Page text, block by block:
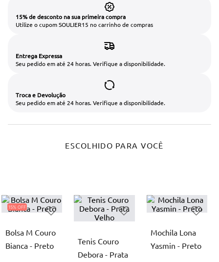
15% de desconto na sua primeira compra
Utilize o cupom SOULIER15 no carrinho de compras
Entrega Expressa
Seu pedido em até 24 horas. Verifique a disponibilidade.
Troca e Devolução
Seu pedido em até 24 horas. Verifique a disponibilidade.
ESCOLHIDO PARA VOCÊ
15%
Bolsa M Couro
Bianca - Preto
Tenis Couro
Debora - Prata
Mochila Lona
Yasmin - Preto